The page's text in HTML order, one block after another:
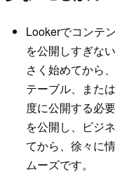
Lookerでコンテ
を公開しすぎな
さく始めてから
テーブル、また
度に公開する必
を公開し、ビジ
てから、徐々に
ムーズです。